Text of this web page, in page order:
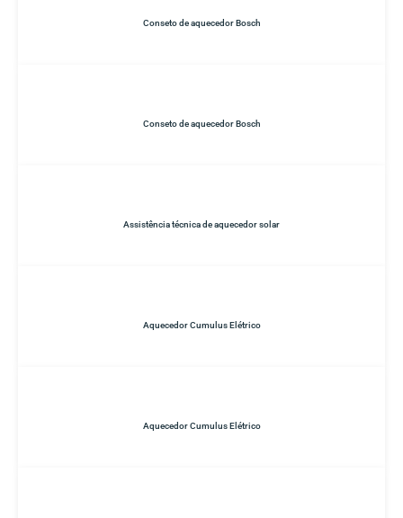
Conseto de aquecedor Bosch
Conseto de aquecedor Bosch
Assistência técnica de aquecedor solar
Aquecedor Cumulus Elétrico
Aquecedor Cumulus Elétrico